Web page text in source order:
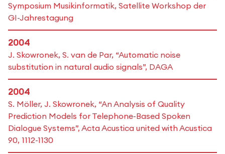
Symposium Musikinformatik, Satellite Workshop der
GI-Jahrestagung
2004
J. Skowronek, S. van de Par, “Automatic noise
substitution in natural audio signals”, DAGA
2004
S. Möller, J. Skowronek, “An Analysis of Quality
Prediction Models for Telephone-Based Spoken
Dialogue Systems”, Acta Acustica united with Acustica
90, 1112-1130